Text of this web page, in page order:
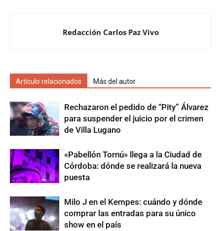
Redacción Carlos Paz Vivo
Artículo relacionados Más del autor
Rechazaron el pedido de “Pity” Álvarez
para suspender el juicio por el crimen
de Villa Lugano
«Pabellón Tornú» llega a la Ciudad de
Córdoba: dónde se realizará la nueva
puesta
Milo J en el Kempes: cuándo y dónde
comprar las entradas para su único
show en el país